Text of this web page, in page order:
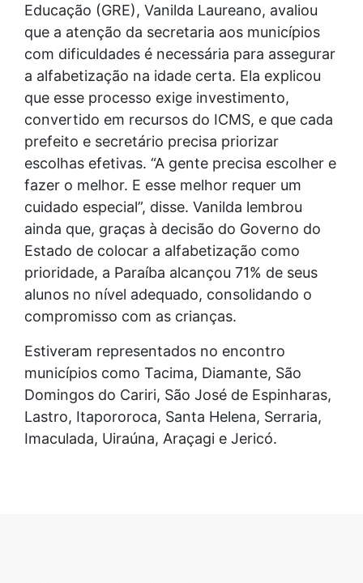
Educação (GRE), Vanilda Laureano, avaliou
que a atenção da secretaria aos municípios
com dificuldades é necessária para assegurar
a alfabetização na idade certa. Ela explicou
que esse processo exige investimento,
convertido em recursos do ICMS, e que cada
prefeito e secretário precisa priorizar
escolhas efetivas. “A gente precisa escolher e
fazer o melhor. E esse melhor requer um
cuidado especial”, disse. Vanilda lembrou
ainda que, graças à decisão do Governo do
Estado de colocar a alfabetização como
prioridade, a Paraíba alcançou 71% de seus
alunos no nível adequado, consolidando o
compromisso com as crianças.
Estiveram representados no encontro
municípios como Tacima, Diamante, São
Domingos do Cariri, São José de Espinharas,
Lastro, Itapororoca, Santa Helena, Serraria,
Imaculada, Uiraúna, Araçagi e Jericó.